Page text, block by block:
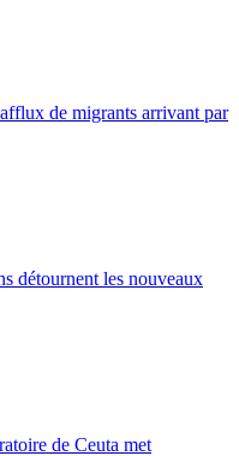
de migrants arrivant par
détournent les nouveaux
de Ceuta met